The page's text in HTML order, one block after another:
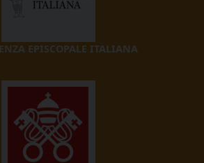
EPISCOPALE ITALIANA